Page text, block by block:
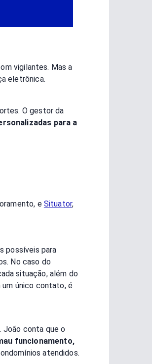
vigilantes. Mas a
eletrônica.
O gestor da
para a
e Situator,
possíveis para
No caso do
situação, além do
um único contato, é
João conta que o
funcionamento,
atendidos.